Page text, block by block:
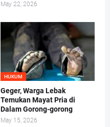
May 22, 2026
HUKUM
Geger, Warga Lebak
Temukan Mayat Pria di
Dalam Gorong-gorong
May 15, 2026